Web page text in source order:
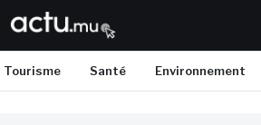
Tourisme Santé Environnement